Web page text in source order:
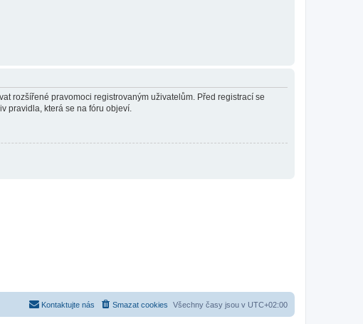
rozšířené pravomoci registrovaným uživatelům. Před registrací se
pravidla, která se na fóru objeví.
Všechny časy jsou v UTC+02:00
Smazat cookies
Kontaktujte nás